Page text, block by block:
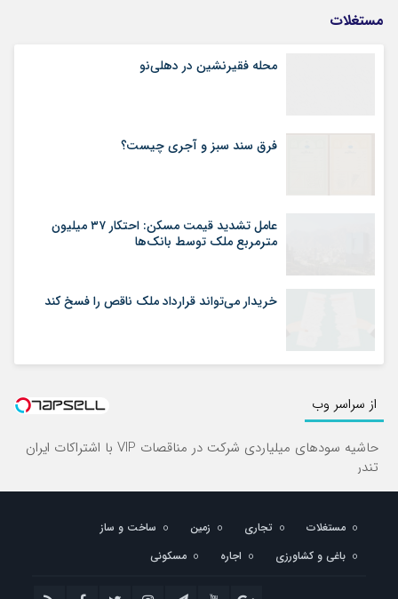
مستغلات
محله فقیرنشین در دهلی‏‌نو
فرق سند سبز و آجری چیست؟
عامل تشدید قیمت مسکن: احتکار ۳۷ میلیون
مترمربع ملک توسط بانک‌ها
خریدار می‌تواند قرارداد ملک ناقص را فسخ کند
از سراسر وب
حاشیه سودهای میلیاردی شرکت در مناقصات VIP با اشتراکات ایران
تندر
مستغلات تجاری زمین
ساخت و ساز
باغی و کشاورزی
اجاره مسکونی